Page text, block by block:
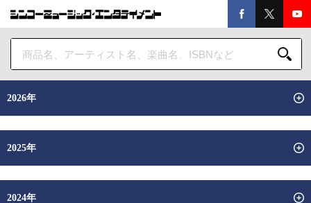
2026年
2025年
2024年